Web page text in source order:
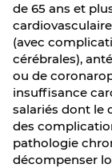
de 65 ans et
(avec
cérébrales),
ou de
insuffisance
salariés dont le
des
pathologie
décompenser